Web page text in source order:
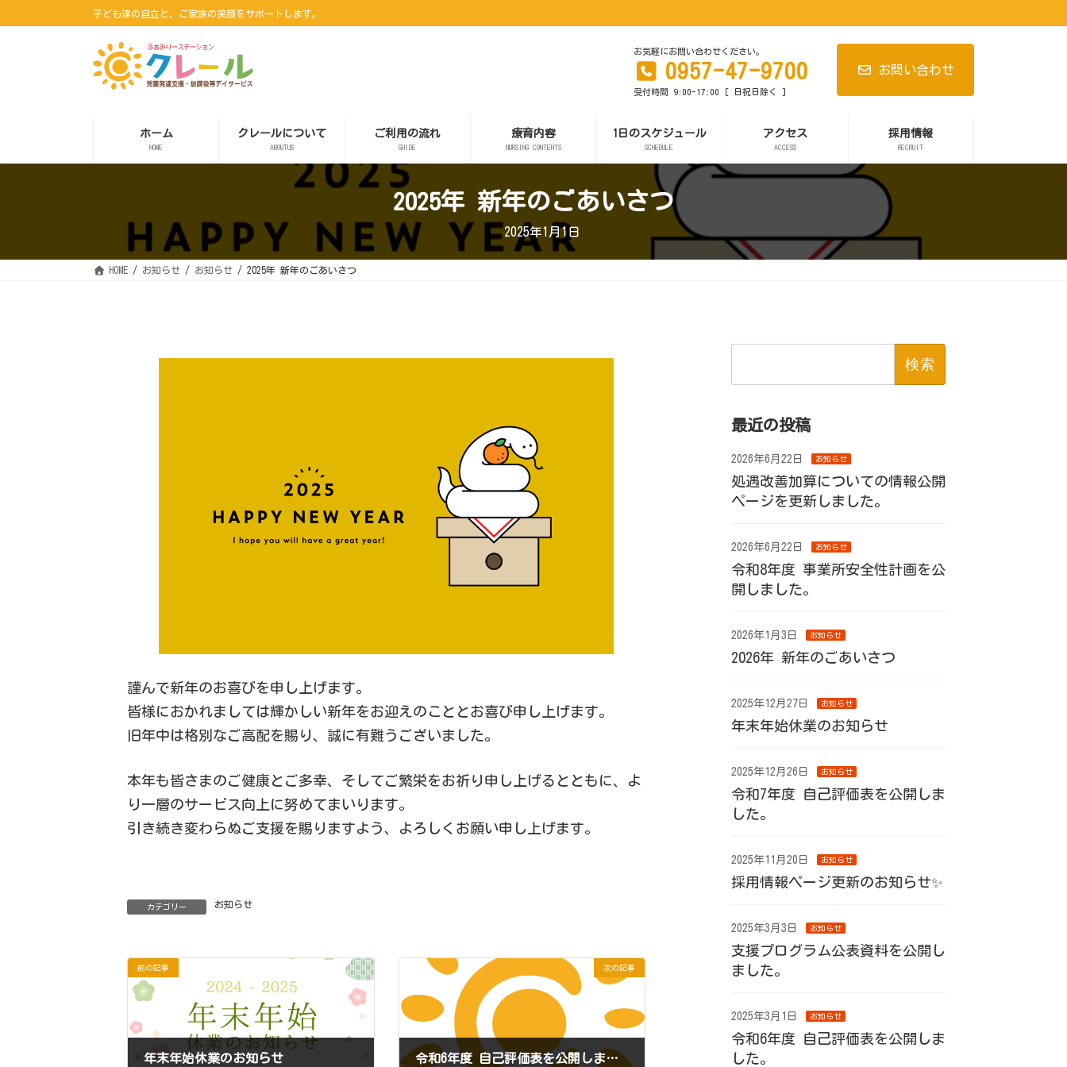
子ども達の自立と、ご家族の笑顔をサポートします。
お気軽にお問い合わせください。
0957-47-9700
受付時間 9:00-17:00 [ 日祝日除く ]
お問い合わせ
ホーム
HOME
クレールについて
ABOUTUS
ご利用の流れ
GUIDE
療育内容
NURSING CONTENTS
1日のスケジュール
SCHEDULE
アクセス
ACCESS
採用情報
RECRUIT
2025年 新年のごあいさつ
2025年1月1日
HOME お知らせ お知らせ 2025年 新年のごあいさつ
謹んで新年のお喜びを申し上げます。
皆様におかれましては輝かしい新年をお迎えのこととお喜び申し上げます。
旧年中は格別なご高配を賜り、誠に有難うございました。
本年も皆さまのご健康とご多幸、そしてご繁栄をお祈り申し上げるとともに、よ
り一層のサービス向上に努めてまいります。
引き続き変わらぬご支援を賜りますよう、よろしくお願い申し上げます。
カテゴリー お知らせ
前の記事
年末年始休業のお知らせ
次の記事
令和6年度 自己評価表を公開しました。
検
最近の投稿
2026年6月22日 お知らせ
処遇改善加算についての情報公開
ページを更新しました。
2026年6月22日 お知らせ
令和8年度 事業所安全性計画を公
開しました。
2026年1月3日 お知らせ
2026年 新年のごあいさつ
2025年12月27日 お知らせ
年末年始休業のお知らせ
2025年12月26日 お知らせ
令和7年度 自己評価表を公開しま
した。
2025年11月20日 お知らせ
採用情報ページ更新のお知らせ✨
2025年3月3日 お知らせ
支援プログラム公表資料を公開し
ました。
2025年3月1日 お知らせ
令和6年度 自己評価表を公開しま
した。